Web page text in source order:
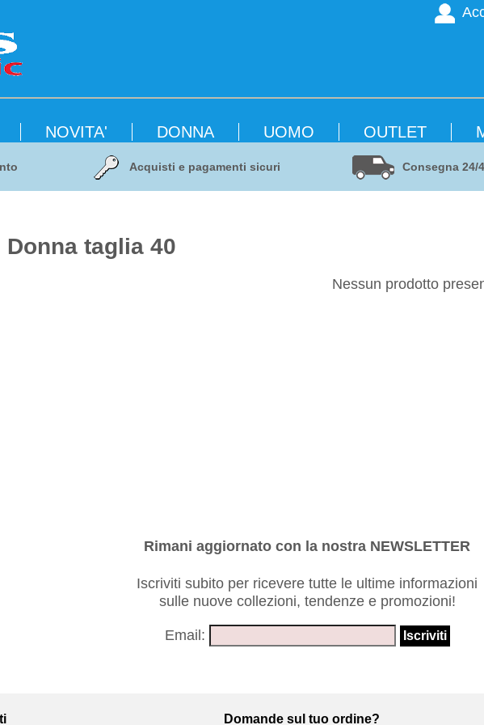
NOVITA' DONNA UOMO OUTLET
Acquisti e pagamenti sicuri Consegna 24/
Donna taglia 40
Nessun prodotto
Rimani aggiornato con la nostra NEWSLETTER
Iscriviti subito per ricevere tutte le ultime informazioni
sulle nuove collezioni, tendenze e promozioni!
Email:
Domande sul tuo ordine?